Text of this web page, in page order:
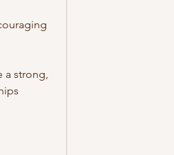
a strong,